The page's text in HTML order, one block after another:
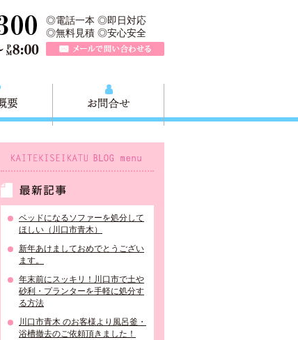
TEL 0120-757-161（年中無休）営業時間AM9:00～
◎電話一本 ◎即日対応
◎無料見積 ◎安心安全
ベッドになるソファーを処分して
ほしい（川口市青木）
新年あけましておめでとうござい
ます。
年末前にスッキリ！川口市で土や
砂利・プランターを手軽に処分す
る方法
川口市青木 のお客様より風呂釜・
浴槽撤去のご依頼頂きました！